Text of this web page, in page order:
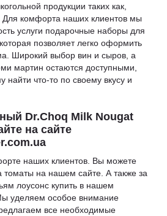
продукции таких как,
Для комфорта наших клиентов мы
услуги подарочные наборы для
позволяет легко оформить
Широкий выбор вин и сыров, а
мартин остаются доступными,
найти что-то по своему вкусу и
Dr.Choq Milk Nougat
на сайте
наших клиентов. Вы можете
томаты на нашем сайте. А также за
лоусонс купить в нашем
уделяем особое внимание
все необходимые